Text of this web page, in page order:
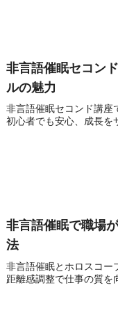
非言語催眠セコン
ルの魅力
非言語催眠セコンド講座
初心者でも安心、成長を
非言語催眠で職場
法
非言語催眠とホロスコー
距離感調整で仕事の質を